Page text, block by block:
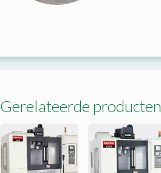
Gerelateerde producten